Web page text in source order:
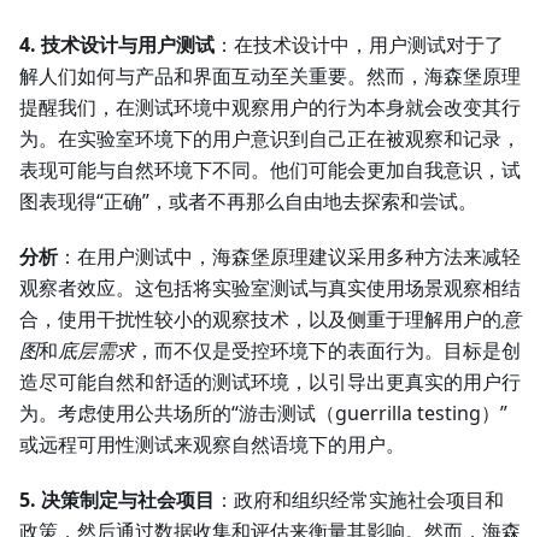
4. 技术设计与用户测试 ：在技术设计中，用户测试对于了
解人们如何与产品和界面互动至关重要。然而，海森堡原理
提醒我们，在测试环境中观察用户的行为本身就会改变其行
为。在实验室环境下的用户意识到自己正在被观察和记录，
表现可能与自然环境下不同。他们可能会更加自我意识，试
图表现得“正确”，或者不再那么自由地去探索和尝试。
分析：在用户测试中，海森堡原理建议采用多种方法来减轻
观察者效应。这包括将实验室测试与真实使用场景观察相结
合，使用干扰性较小的观察技术，以及侧重于理解用户的意
图和底层需求，而不仅是受控环境下的表面行为。目标是创
造尽可能自然和舒适的测试环境，以引导出更真实的用户行
为。考虑使用公共场所的“游击测试（guerrilla testing）”
或远程可用性测试来观察自然语境下的用户。
5. 决策制定与社会项目 ：政府和组织经常实施社会项目和
政策，然后通过数据收集和评估来衡量其影响。然而，海森